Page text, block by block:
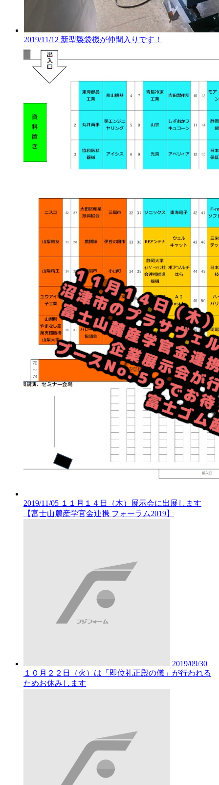
2019/11/12 新型製袋機が仲間入りです！
2019/11/05 １１月１４日（木）展示会に出展します
【富士山麓産学官金連携 フォーラム2019】
2019/09/30
１０月２２日（火）は「即位礼正殿の儀」が行われる
ためお休みします